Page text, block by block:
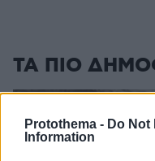
Protothema - Do Not
Information
ΤΑ ΠΙΟ